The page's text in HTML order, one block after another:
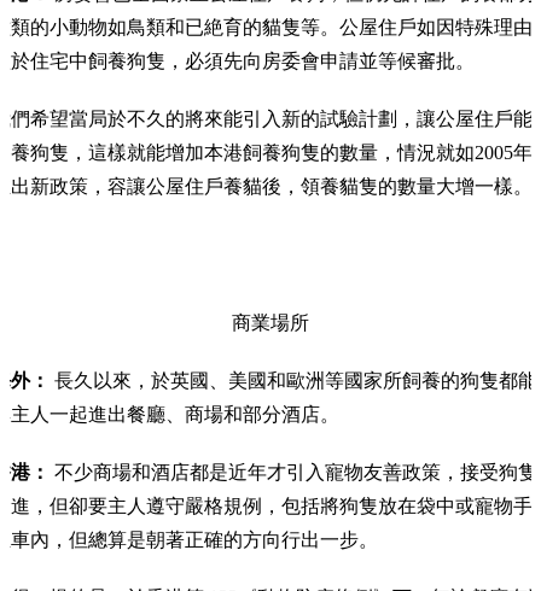
類的小動物如鳥類和已絶育的貓隻等。公屋住戶如因特殊理由
於住宅中飼養狗隻，必須先向房委會申請並等候審批。
們希望當局於不久的將來能引入新的試驗計劃，讓公屋住戶能
養狗隻，這樣就能增加本港飼養狗隻的數量，情況就如2005年
出新政策，容讓公屋住戶養貓後，領養貓隻的數量大增一樣。
商業場所
外： 長久以來，於英國、美國和歐洲等國家所飼養的狗隻都能
主人一起進出餐廳、商場和部分酒店。
港： 不少商場和酒店都是近年才引入寵物友善政策，接受狗隻
進，但卻要主人遵守嚴格規例，包括將狗隻放在袋中或寵物手
車內，但總算是朝著正確的方向行出一步。